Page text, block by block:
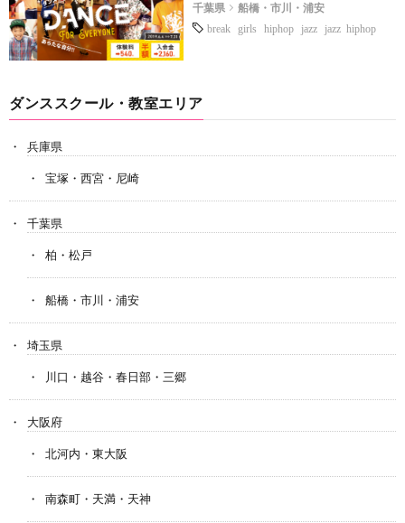
千葉県 船橋・市川・浦安
break girls hiphop jazz jazz hiphop
ダンススクール・教室エリア
兵庫県
宝塚・西宮・尼崎
千葉県
柏・松戸
船橋・市川・浦安
埼玉県
川口・越谷・春日部・三郷
大阪府
北河内・東大阪
南森町・天満・天神